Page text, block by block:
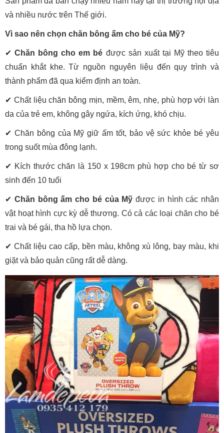
và nhiều nước trên Thế giới.
Vì sao nên chọn chăn bông ấm cho bé của Mỹ?
✔Chăn bông cho em bé được sản xuất tại Mỹ theo tiêu
chuẩn khắt khe. Từ nguồn nguyên liệu đến quy trình và
thành phẩm đã qua kiểm định an toàn.
✔ Chất liệu chăn bông mịn, mềm, êm, nhẹ, phù hợp với làn
da của trẻ em, không gây ngứa, kích ứng, khó chịu.
✔ Chăn bông của Mỹ giữ ấm tốt, bảo vệ sức khỏe bé yêu
trong suốt mùa đông lạnh.
✔ Kích thước chăn là 150 x 198cm phù hợp cho bé từ sơ
sinh đến 10 tuổi
✔ Chăn bông ấm cho bé của Mỹ được in hình các nhân
vật hoạt hình cực kỳ dễ thương. Có cả các loại chăn cho bé
trai và bé gái, tha hồ lựa chọn.
✔ Chất liệu cao cấp, bền màu, không xù lông, bay màu, khi
giặt và bảo quản cũng rất dễ dàng.